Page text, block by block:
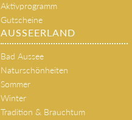
Aktivprogramm
Gutscheine
AUSSEERLAND
Bad Aussee
Naturschönheiten
Sommer
Winter
Tradition & Brauchtum